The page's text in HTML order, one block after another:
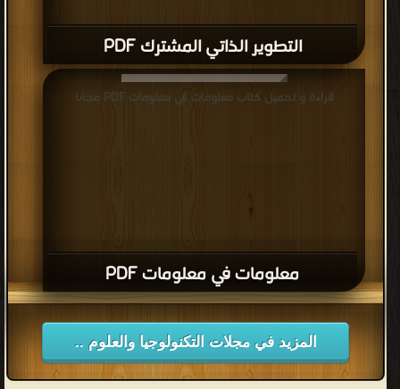
التطوير الذاتي المشترك PDF
معلومات في معلومات PDF
قراءة و تحميل كتاب معلومات في معلومات PDF مجانا
المزيد في مجلات التكنولوجيا والعلوم ..